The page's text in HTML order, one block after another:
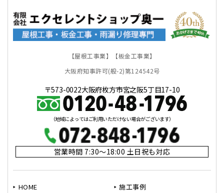
【屋根工事業】【板金工事業】
大阪府知事許可(般-2)第124542号
〒573-0022大阪府枚方市宮之阪5丁目17-10
（地域によってはご利用いただけない場合がございます）
営業時間 7:30～18:00 土日祝も対応
HOME
施工事例